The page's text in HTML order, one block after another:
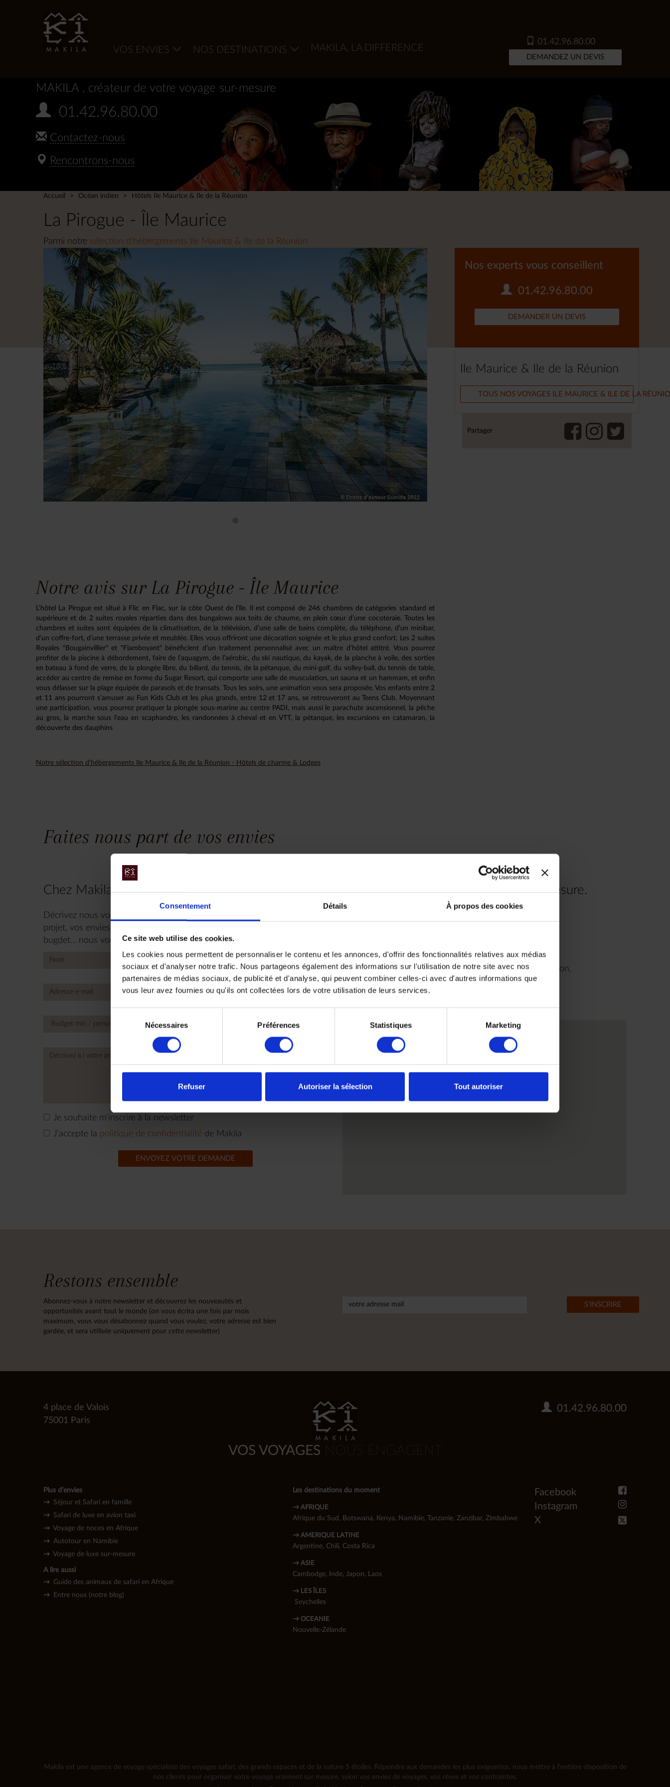
Consentement Détails À propos des cookies
Ce site web utilise des cookies.
Les cookies nous permettent de personnaliser le contenu et les annonces, d'offrir des fonctionnalités relatives aux médias
sociaux et d'analyser notre trafic. Nous partageons également des informations sur l'utilisation de notre site avec nos
partenaires de médias sociaux, de publicité et d'analyse, qui peuvent combiner celles-ci avec d'autres informations que
vous leur avez fournies ou qu'ils ont collectées lors de votre utilisation de leurs services.
consentement
Nécessaires Préférences Statistiques Marketing
Refuser Autoriser la sélection Tout autoriser
VOS ENVIES NOS DESTINATIONS MAKILA, LA DIFFERENCE
01.42.96.80.00
DEMANDEZ UN DEVIS
MAKILA , créateur de votre voyage sur-mesure
01.42.96.80.00
Contactez-nous
Rencontrons-nous
Accueil Océan indien Hôtels Ile Maurice & Ile de la Réunion
La Pirogue - Île Maurice
Parmi notre sélection d'hébergements Ile Maurice & Ile de la Réunion
Notre avis sur La Pirogue - Île Maurice
L’hôtel La Pirogue est situé à Flic en Flac, sur la côte Ouest de l’île. Il est composé de 246 chambres de catégories standard et
supérieure et de 2 suites royales réparties dans des bungalows aux toits de chaume, en plein cœur d’une cocoteraie. Toutes les
chambres et suites sont équipées de la climatisation, de la télévision, d’une salle de bains complète, du téléphone, d’un minibar,
d’un coffre-fort, d’une terrasse privée et meublée. Elles vous offriront une décoration soignée et le plus grand confort. Les 2 suites
Royales "Bougainvillier" et "Flamboyant" bénéficient d’un traitement personnalisé avec un maître d’hôtel attitré. Vous pourrez
profiter de la piscine à débordement, faire de l’aquagym, de l’aérobic, du ski nautique, du kayak, de la planche à voile, des sorties
en bateau à fond de verre, de la plongée libre, du billard, du tennis, de la pétanque, du mini-golf, du volley-ball, du tennis de table,
accéder au centre de remise en forme du Sugar Resort, qui comporte une salle de musculation, un sauna et un hammam, et enfin
vous délasser sur la plage équipée de parasols et de transats. Tous les soirs, une animation vous sera proposée. Vos enfants entre 2
et 11 ans pourront s’amuser au Fun Kids Club et les plus grands, entre 12 et 17 ans, se retrouveront au Teens Club. Moyennant
une participation, vous pourrez pratiquer la plongée sous-marine au centre PADI, mais aussi le parachute ascensionnel, la pêche
au gros, la marche sous l’eau en scaphandre, les randonnées à cheval et en VTT, la pétanque, les excursions en catamaran, la
découverte des dauphins
Notre sélection d'hébergements Ile Maurice & Ile de la Réunion - Hôtels de charme & Lodges
Nos experts vous conseillent
01.42.96.80.00
DEMANDER UN DEVIS
Ile Maurice & Ile de la Réunion
TOUS NOS VOYAGES ILE MAURICE & ILE DE LA
Partager
Faites nous part de vos envies
Chez Makila Voyages, chaque voyage est unique, nous construisons votre voyage à votre mesure.
Décrivez nous votre projet maintenant, n’hésitez pas à bien détailler votre
projet, vos envies, le nombre de personnes, vos dates, régions souhaitées,
bugdet... nous vous répondrons très rapidement
No
country
Je souhaite m'inscrire à la newsletter
J'accepte la politique de confidentialité de Makila
ENVOYEZ VOTRE DEMANDE
01.42.96.80.00
Rencontrez nous
du Lundi au Vendredi de 09H00 à 18H30 sans interruption,
uniquement sur rendez-vous
4 place de Valois 75001 Paris
Restons ensemble
Abonnez-vous à notre newsletter et découvrez les nouveautés et
opportunités avant tout le monde (on vous écrira une fois par mois
maximum, vous vous désabonnez quand vous voulez, votre adresse est bien
gardée, et sera utilisée uniquement pour cette newsletter)
VOS VOYAGES NOUS ENGAGENT
4 place de Valois
75001 Paris
01.42.96.80.00
Plus d’envies
→ Séjour et Safari en famille
→ Safari de luxe en avion taxi
→ Voyage de noces en Afrique
→ Autotour en Namibie
→ Voyage de l uxe sur-mesure
A lire aussi
→ Guide des animaux de safari en Afrique
→
Entre nous (notre blog)
Les destinations du moment
→ AFRIQUE
Afrique du Sud , Botswana, Kenya, Namibie, Tanzanie, Zanzibar, Zimbabwe
→ AMERIQUE LATINE
Argentine, Chili, Costa Rica
→ ASIE
Cambodge, Inde, Japon, Laos
→ LES ÎLES
Seychelles
→ OCEANIE
Nouvelle-Zélande
Facebook
Instagram
X
Makila est une agence de voyage spécialiste des voyages safari, des grands espaces et de la nature 5 étoiles. Répondre aux demandes les plus exigeantes, nous mettre à l’entière disposition de
nos clients pour organiser votre voyage vraiment sur mesure, selon vos envies de voyages, vos rêves et vos contraintes.